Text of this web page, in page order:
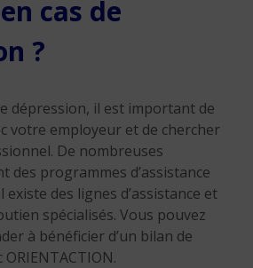
cas de
?
dépression, il est important de
votre employeur et de chercher
De nombreuses
des programmes d’assistance
existe des lignes d’assistance et
spécialisés. Vous pouvez
à bénéficier d’un bilan de